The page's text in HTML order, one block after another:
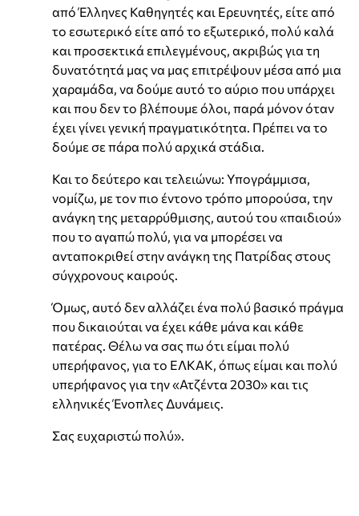
από Έλληνες Καθηγητές και Ερευνητές, είτε από
το εσωτερικό είτε από το εξωτερικό, πολύ καλά
και προσεκτικά επιλεγμένους, ακριβώς για τη
δυνατότητά μας να μας επιτρέψουν μέσα από μια
χαραμάδα, να δούμε αυτό το αύριο που υπάρχει
και που δεν το βλέπουμε όλοι, παρά μόνον όταν
έχει γίνει γενική πραγματικότητα. Πρέπει να το
δούμε σε πάρα πολύ αρχικά στάδια.
Και το δεύτερο και τελειώνω: Υπογράμμισα,
νομίζω, με τον πιο έντονο τρόπο μπορούσα, την
ανάγκη της μεταρρύθμισης, αυτού του «παιδιού»
που το αγαπώ πολύ, για να μπορέσει να
ανταποκριθεί στην ανάγκη της Πατρίδας στους
σύγχρονους καιρούς.
Όμως, αυτό δεν αλλάζει ένα πολύ βασικό πράγμα
που δικαιούται να έχει κάθε μάνα και κάθε
πατέρας. Θέλω να σας πω ότι είμαι πολύ
υπερήφανος, για το ΕΛΚΑΚ, όπως είμαι και πολύ
υπερήφανος για την «Ατζέντα 2030» και τις
ελληνικές Ένοπλες Δυνάμεις.
Σας ευχαριστώ πολύ».